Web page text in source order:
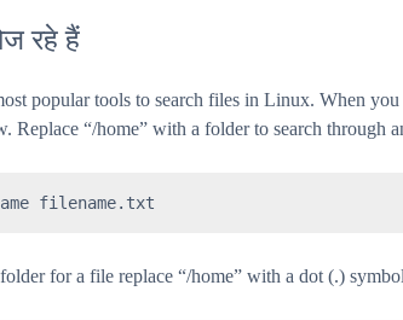
रहे हैं
popular tools to search files in Linux. When
Replace “/home” with a folder to search through
filename.txt
for a file replace “/home” with a dot (.)